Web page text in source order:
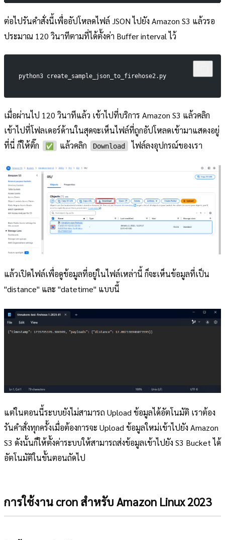
ต่อไปรันคำสั่งนี้เพื่ออัปโหลดไฟล์ JSON ไปยัง Amazon S3 แล้วรอ
ประมาณ 120 วินาทีตามที่ได้ตั้งค่า Buffer interval ไว้
python3 create_sample_json_to_firehose2.py
เมื่อผ่านไป 120 วินาทีแล้ว เข้าไปที่บริการ Amazon S3 แล้วคลิก
เข้าไปที่โฟลเดอร์ด้านในสุดจะเห็นไฟล์ที่ถูกอัปโหลดเข้ามาแสดงอยู่
ที่นี่ ก็ให้ติ๊ก
✅️ แล้วคลิก Download ไฟล์ลงอุปกรณ์ของเรา
แล้วเปิดไฟล์เพื่อดูข้อมูลที่อยู่ในไฟล์เหล่านี้ ก็จะเห็นข้อมูลที่เป็น
"distance" และ "datetime" แบบนี้
แต่ในตอนนี้ระบบยังไม่สามารถ Upload ข้อมูลได้อัตโนมัติ เราต้อง
รันคำสั่งทุกครั้งเมื่อต้องการจะ Upload ข้อมูลใหม่เข้าไปยัง Amazon
S3 ดังนั้นก็ให้ตั้งค่าระบบให้สามารถส่งข้อมูลเข้าไปยัง S3 Bucket ได้
อัตโนมัติในขั้นตอนถัดไป
การใช้งาน cron สำหรับ Amazon Linux 2023